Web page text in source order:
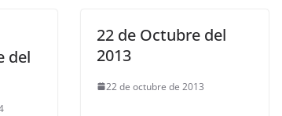
del
22 de Octubre del
2013
22 de octubre de 2013